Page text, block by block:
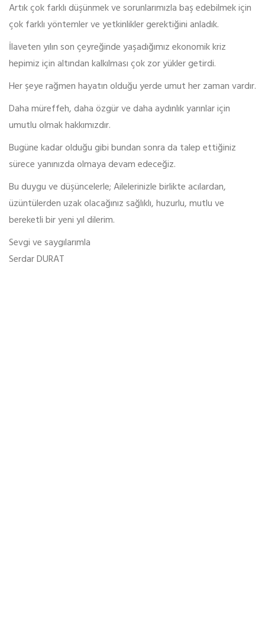
Artık çok farklı düşünmek ve sorunlarımızla baş edebilmek için
çok farklı yöntemler ve yetkinlikler gerektiğini anladık.
İlaveten yılın son çeyreğinde yaşadığımız ekonomik kriz
hepimiz için altından kalkılması çok zor yükler getirdi.
Her şeye rağmen hayatın olduğu yerde umut her zaman vardır.
Daha müreffeh, daha özgür ve daha aydınlık yarınlar için
umutlu olmak hakkımızdır.
Bugüne kadar olduğu gibi bundan sonra da talep ettiğiniz
sürece yanınızda olmaya devam edeceğiz.
Bu duygu ve düşüncelerle; Ailelerinizle birlikte acılardan,
üzüntülerden uzak olacağınız sağlıklı, huzurlu, mutlu ve
bereketli bir yeni yıl dilerim.
Sevgi ve saygılarımla
Serdar DURAT